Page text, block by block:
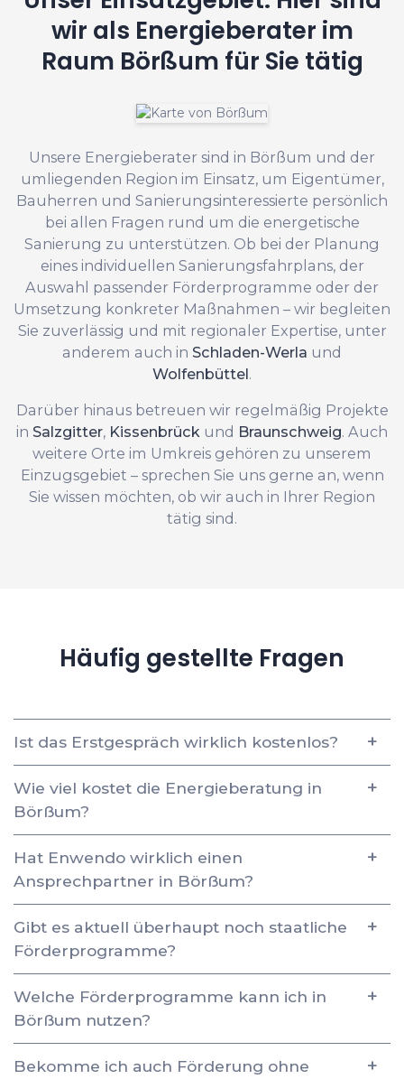
wir als Energieberater im
Raum Börßum für Sie tätig
Unsere Energieberater sind in Börßum und der
umliegenden Region im Einsatz, um Eigentümer,
Bauherren und Sanierungsinteressierte persönlich
bei allen Fragen rund um die energetische
Sanierung zu unterstützen. Ob bei der Planung
eines individuellen Sanierungsfahrplans, der
Auswahl passender Förderprogramme oder der
Umsetzung konkreter Maßnahmen – wir begleiten
Sie zuverlässig und mit regionaler Expertise, unter
anderem auch in Schladen-Werla und
Wolfenbüttel.
Darüber hinaus betreuen wir regelmäßig Projekte
in Salzgitter, Kissenbrück und Braunschweig. Auch
weitere Orte im Umkreis gehören zu unserem
Einzugsgebiet – sprechen Sie uns gerne an, wenn
Sie wissen möchten, ob wir auch in Ihrer Region
tätig sind.
Häufig gestellte Fragen
Ist das Erstgespräch wirklich kostenlos?
Wie viel kostet die Energieberatung in
Börßum?
Hat Enwendo wirklich einen
Ansprechpartner in Börßum?
Gibt es aktuell überhaupt noch staatliche
Förderprogramme?
Welche Förderprogramme kann ich in
Börßum nutzen?
Bekomme ich auch Förderung ohne